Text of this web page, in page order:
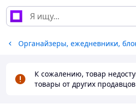
Органайзеры, ежедневники,
К сожалению, товар
товары от других продавцов